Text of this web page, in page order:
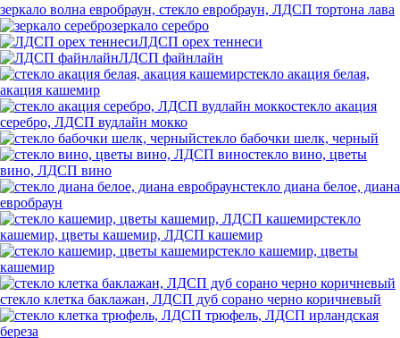
зеркало волна евробраун, стекло евробраун, ЛДСП тортона лава
зеркало серебро
ЛДСП орех теннеси
ЛДСП файнлайн
стекло акация белая,
акация кашемир
стекло акация
серебро, ЛДСП вудлайн мокко
стекло бабочки шелк, черный
стекло вино, цветы
вино, ЛДСП вино
стекло диана белое, диана
евробраун
стекло
кашемир, цветы кашемир, ЛДСП кашемир
стекло кашемир, цветы
кашемир
стекло клетка баклажан, ЛДСП дуб сорано черно коричневый